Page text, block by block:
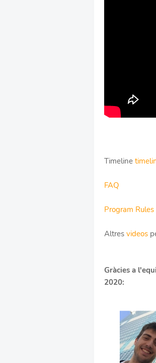
Timeline
FAQ
Program Rules
Altres videos
Gràcies a
2020: